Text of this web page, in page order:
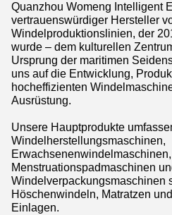
Quanzhou Womeng Intelligent
vertrauenswürdiger Hersteller
Windelproduktionslinien, der
wurde – dem kulturellen
Ursprung der maritimen
uns auf die Entwicklung,
hocheffizienten
Ausrüstung.
Unsere Hauptprodukte
Windelherstellungsmaschinen,
Erwachsenenwindelmaschinen,
Menstruationspadmaschinen
Windelverpackungsmaschinen
Höschenwindeln, Matratzen
Einlagen.